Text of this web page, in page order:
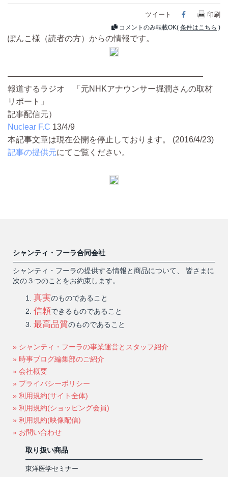
ツイート Facebook
印刷
コメントのみ転載OK( 条件はこちら )
ぽんこ様（読者の方）からの情報です。
————————————————————————
報道するラジオ 「元NHKアナウンサー堀潤さんの取材
リポート」
記事配信元）
Nuclear F.C 13/4/9
本記事文章は現在公開を停止しております。 (2016/4/23)
記事の提供元にてご覧ください。
シャンティ・フーラ合同会社
シャンティ・フーラの提供する情報と商品について、 皆さまに
次の３つのことをお約束します。
真実のものであること
信頼できるものであること
最高品質のものであること
» シャンティ・フーラの事業運営とスタッフ紹介
» 時事ブログ編集部のご紹介
» 会社概要
» プライバシーポリシー
» 利用規約(サイト全体)
» 利用規約(ショッピング会員)
» 利用規約(映像配信)
» お問い合わせ
取り扱い商品
東洋医学セミナー